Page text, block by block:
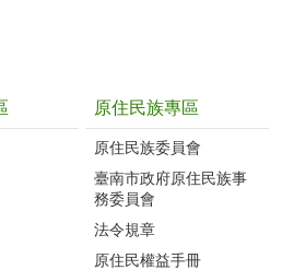
原住民族專區
原住民族委員會
臺南市政府原住民族事
務委員會
法令規章
原住民權益手冊